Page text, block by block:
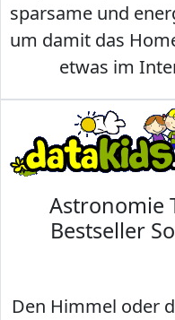
sparsame und
um damit das
etwas im
Astronomie
Bestseller
Den Himmel oder